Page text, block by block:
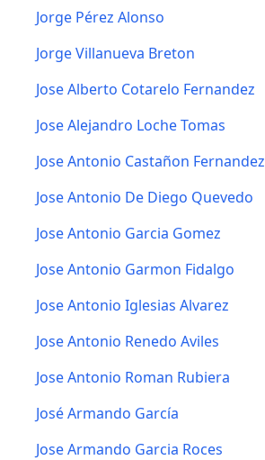
Jorge Pérez Alonso
Jorge Villanueva Breton
Jose Alberto Cotarelo Fernandez
Jose Alejandro Loche Tomas
Jose Antonio Castañon Fernandez
Jose Antonio De Diego Quevedo
Jose Antonio Garcia Gomez
Jose Antonio Garmon Fidalgo
Jose Antonio Iglesias Alvarez
Jose Antonio Renedo Aviles
Jose Antonio Roman Rubiera
José Armando García
Jose Armando Garcia Roces